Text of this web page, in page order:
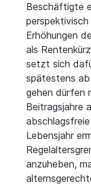
Beschäftigte
Erhöhungen
als
setzt sich
spätestens
gehen dürfen
Beitragsjahre
Lebensjahr
anzuheben,